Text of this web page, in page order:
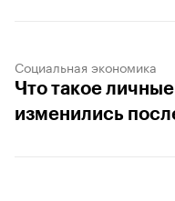
Социальная экономика
Что такое
изменились